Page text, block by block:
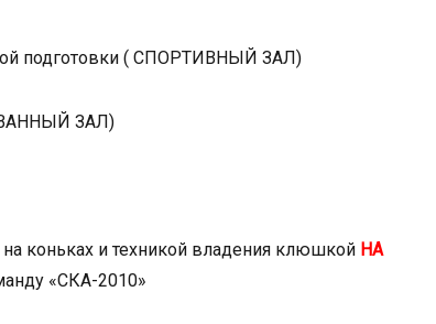
подготовки ( СПОРТИВНЫЙ ЗАЛ)
ЗАЛ)
коньках и техникой владения клюшкой НА
«СКА-2010»